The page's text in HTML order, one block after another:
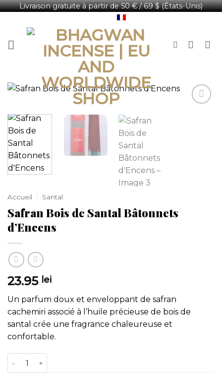
Livraison gratuite à partir de 50 € / 69 $ (États-Unis)
contenu
Accueil Santal
Safran Bois de Santal Bâtonnets
d’Encens
23.95 lei
Un parfum doux et enveloppant de safran
cachemiri associé à l’huile précieuse de bois de
santal crée une fragrance chaleureuse et
confortable.
quantité de Safran Bois de Santal Bâtonnets d'Encens